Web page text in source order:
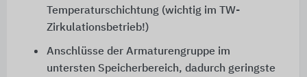
Temperaturschichtung (wichtig im TW-
Zirkulationsbetrieb!)
Anschlüsse der Armaturengruppe im
untersten Speicherbereich, dadurch geringste